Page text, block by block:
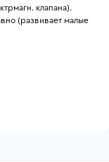
клапана).
(развивает малые